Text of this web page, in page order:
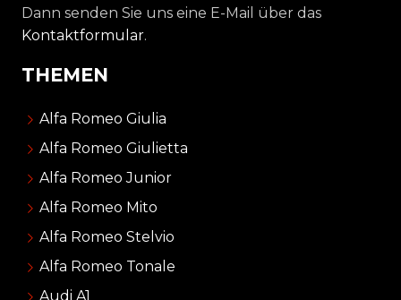
Dann senden Sie uns eine E-Mail über das
Kontaktformular.
THEMEN
Alfa Romeo Giulia
Alfa Romeo Giulietta
Alfa Romeo Junior
Alfa Romeo Mito
Alfa Romeo Stelvio
Alfa Romeo Tonale
Audi A1